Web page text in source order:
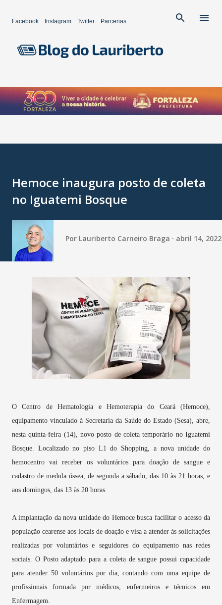
Facebook Instagram Twitter Parcerias
Hemoce inaugura posto de coleta
no Iguatemi Bosque
Por Lauriberto Carneiro Braga abril 14, 2022
O Centro de Hematologia e Hemoterapia do Ceará (Hemoce),
equipamento vinculado à Secretaria da Saúde do Estado (Sesa), abre,
nesta quinta-feira (14), novo posto de coleta temporário no Iguatemi
Bosque. Localizado no piso L1 do Shopping, a nova unidade do
hemocentro vai receber os voluntários para doação de sangue e
cadastro de medula óssea, de segunda a sábado, das 10 às 21 horas, e
aos domingos, das 13 às 20 horas.
A implantação da nova unidade do Hemoce busca facilitar o acesso da
população cearense aos locais de doação e visa a atender às solicitações
realizadas por voluntários e seguidores do equipamento nas redes
sociais. O Posto adaptado para a coleta de sangue possui capacidade
para atender 50 voluntários por dia, contando com uma equipe de
profissionais formada por médicos, enfermeiros e técnicos em
Enfermagem.